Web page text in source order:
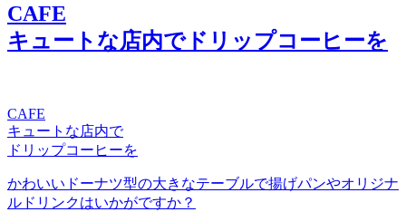
CAFE
キュートな店内でドリップコーヒーを
CAFE
キュートな店内で
ドリップコーヒーを
かわいいドーナツ型の大きなテーブルで揚げパンやオリジナ
ルドリンクはいかがですか？